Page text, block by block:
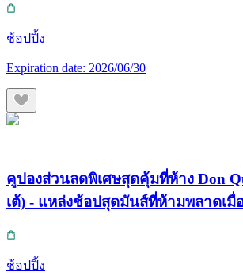
ช้อปปิ้ง
Expiration date: 2026/06/30
คูปองส่วนลดพิเศษสุดคุ้มที่ห้าง Don
เต้) - แหล่งช้อปสุดมันส์ที่ห้ามพลาดเ
ช้อปปิ้ง